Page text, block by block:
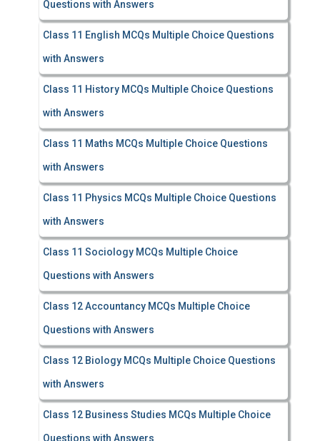
Questions with Answers
Class 11 English MCQs Multiple Choice Questions
with Answers
Class 11 History MCQs Multiple Choice Questions
with Answers
Class 11 Maths MCQs Multiple Choice Questions
with Answers
Class 11 Physics MCQs Multiple Choice Questions
with Answers
Class 11 Sociology MCQs Multiple Choice
Questions with Answers
Class 12 Accountancy MCQs Multiple Choice
Questions with Answers
Class 12 Biology MCQs Multiple Choice Questions
with Answers
Class 12 Business Studies MCQs Multiple Choice
Questions with Answers